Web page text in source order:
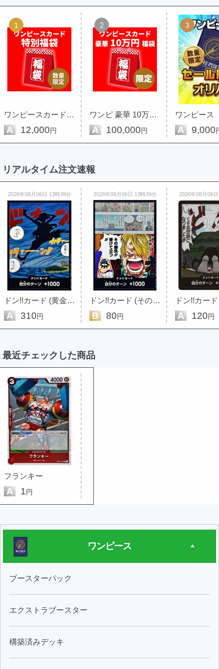
1
ワンピースカード 豪華 福袋 限定
A 12,000円
2
ワンピ 豪華 10万円 福袋 限定
A 100,000円
3
A 9,000
リアルタイム注文速報
2026年08月06日 13時39分
ドン!!カード (黄金郷は・・・そ...
A 310円
2026年08月06日 13時39分
ドン!!カード (その勝負!!!受けて...
B 80円
2026年08月06
A 120円
最近チェックした商品
フランキー
A 1円
ワンピース
ブースターパック
エクストラブースター
構築済みデッキ